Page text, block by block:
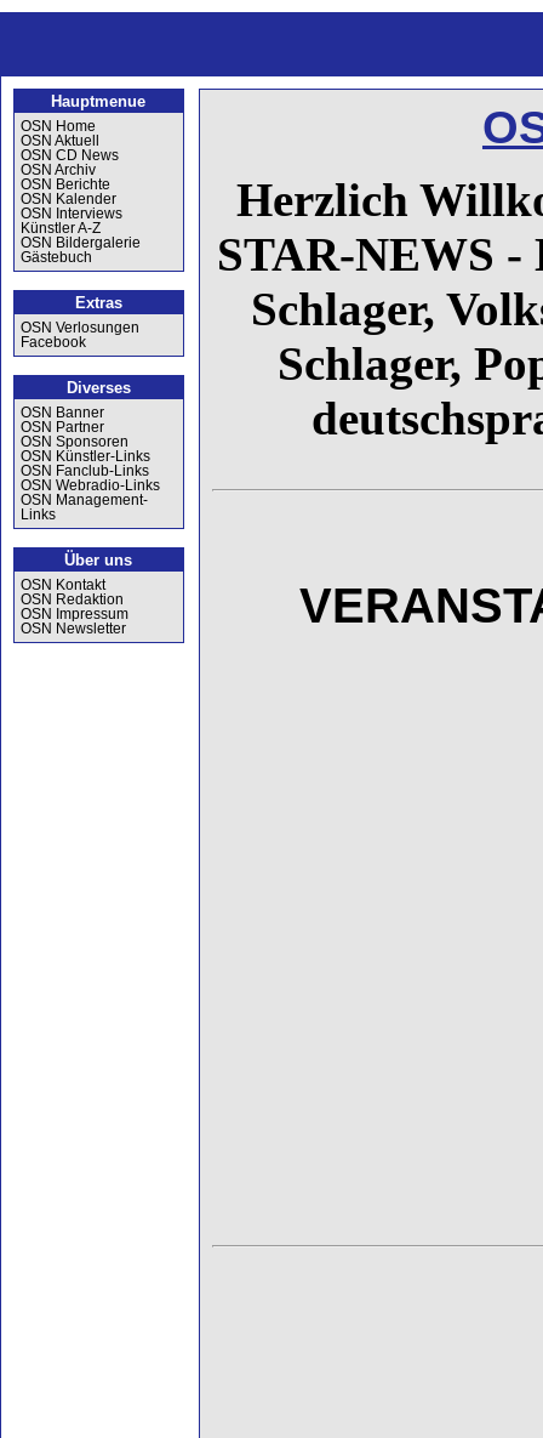
Hauptmenue
OSN Home
OSN Aktuell
OSN CD News
OSN Archiv
OSN Berichte
OSN Kalender
OSN Interviews
Künstler A-Z
OSN Bildergalerie
Gästebuch
Extras
OSN Verlosungen
Facebook
Diverses
OSN Banner
OSN Partner
OSN Sponsoren
OSN Künstler-Links
OSN Fanclub-Links
OSN Webradio-Links
OSN Management-
Links
Über uns
OSN Kontakt
OSN Redaktion
OSN Impressum
OSN Newsletter
Herzlich
STAR-NEWS
Schlager,
Schlager,